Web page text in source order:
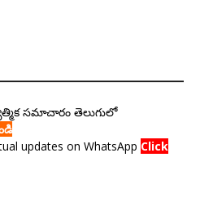
సమాచారం తెలుగులో
updates on WhatsApp Click